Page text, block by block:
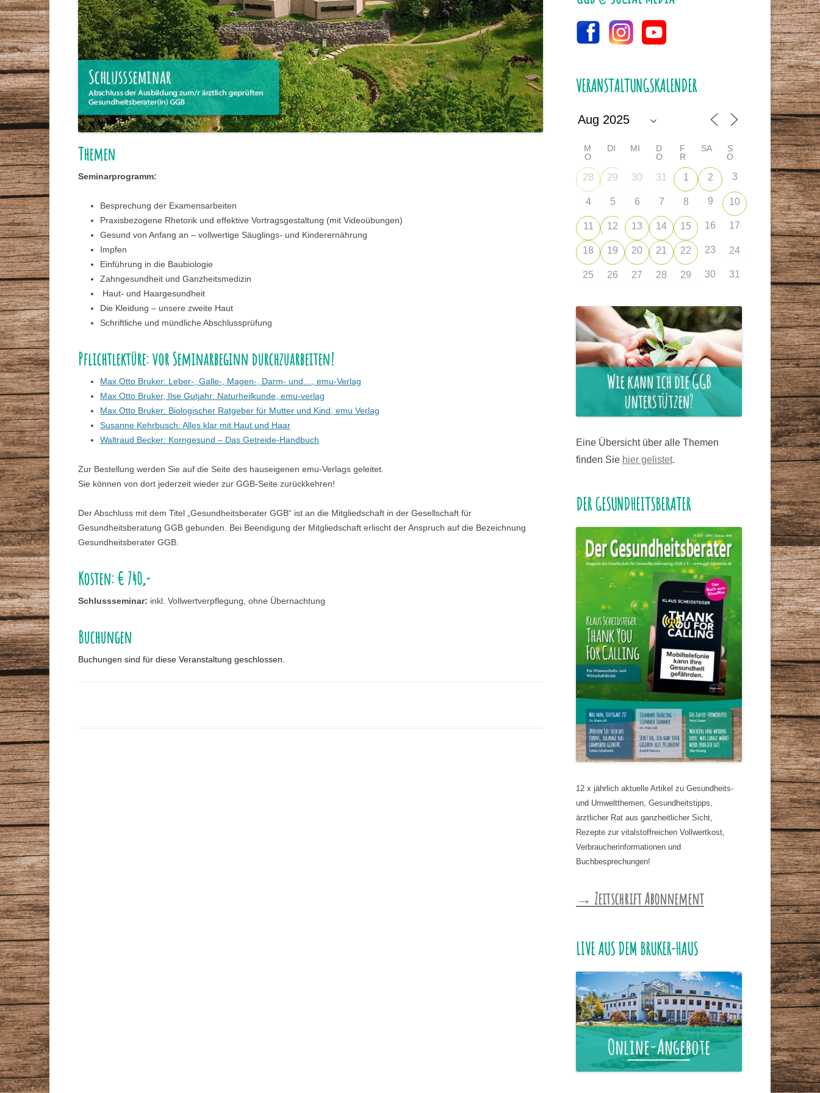
Themen
Seminarprogramm:
Besprechung der Examensarbeiten
Praxisbezogene Rhetorik und effektive Vortragsgestaltung (mit Videoübungen)
Gesund von Anfang an – vollwertige Säuglings- und Kinderernährung
Impfen
Einführung in die Baubiologie
Zahngesundheit und Ganzheitsmedizin
Haut- und Haargesundheit
Die Kleidung – unsere zweite Haut
Schriftliche und mündliche Abschlussprüfung
Pflichtlektüre: vor Seminarbeginn durchzuarbeiten!
Max Otto Bruker: Leber-, Galle-, Magen-, Darm- und…, emu-Verlag
Max Otto Bruker, Ilse Gutjahr: Naturheilkunde, emu-verlag
Max Otto Bruker: Biologischer Ratgeber für Mutter und Kind, emu Verlag
Susanne Kehrbusch: Alles klar mit Haut und Haar
Waltraud Becker: Korngesund – Das Getreide-Handbuch
Zur Bestellung werden Sie auf die Seite des hauseigenen emu-Verlags geleitet.
Sie können von dort jederzeit wieder zur GGB-Seite zurückkehren!
Der Abschluss mit dem Titel „Gesundheitsberater GGB“ ist an die Mitgliedschaft in der Gesellschaft für
Gesundheitsberatung GGB gebunden. Bei Beendigung der Mitgliedschaft erlischt der Anspruch auf die Bezeichnung
Gesundheitsberater GGB.
Kosten: € 740,-
Schlussseminar: inkl. Vollwertverpflegung, ohne Übernachtung
Buchungen
Buchungen sind für diese Veranstaltung geschlossen.
VERANSTALTUNGSKALENDER
M
O
DI MI
D
O
F
R
SA
S
O
28 29 30 31 1 2 3
4 5 6 7 8 9 10
11 12 13 14 15 16 17
18 19 20 21 22 23 24
25 26 27 28 29 30 31
Eine Übersicht über alle Themen
finden Sie hier gelistet.
DER GESUNDHEITSBERATER
12 x jährlich aktuelle Artikel zu Gesundheits-
und Umweltthemen, Gesundheitstipps,
ärztlicher Rat aus ganzheitlicher Sicht,
Rezepte zur vitalstoffreichen Vollwertkost,
Verbraucherinformationen und
Buchbesprechungen!
→ Zeitschrift Abonnement
LIVE AUS DEM BRUKER-HAUS